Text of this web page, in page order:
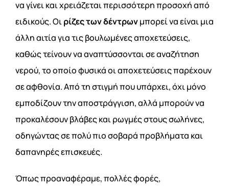
να γίνει και χρειάζεται περισσότερη προσοχή από
ειδικούς. Οιρίζες των δέντρωνμπορεί να είναι μια
άλλη αιτία για τις βουλωμένες αποχετεύσεις,
καθώς τείνουν να αναπτύσσονται σε αναζήτηση
νερού, το οποίο φυσικά οι αποχετεύσεις παρέχουν
σε αφθονία. Από τη στιγμή που υπάρχει, όχι μόνο
εμποδίζουν την αποστράγγιση, αλλά μπορούν να
προκαλέσουν βλάβες και ρωγμές στους σωλήνες,
οδηγώντας σε πολύ πιο σοβαρά προβλήματα και
δαπανηρές επισκευές.
Όπως προαναφέραμε, πολλές φορές,